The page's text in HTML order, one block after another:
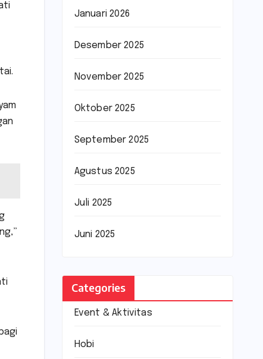
Januari 2026
Desember 2025
November 2025
Oktober 2025
September 2025
Agustus 2025
Juli 2025
Juni 2025
Categories
Event & Aktivitas
Hobi